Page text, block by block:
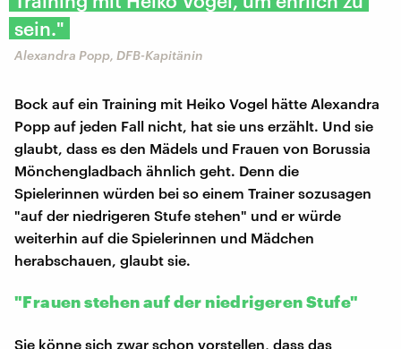
sein."
Alexandra Popp, DFB-Kapitänin
Bock auf ein Training mit Heiko Vogel hätte Alexandra
Popp auf jeden Fall nicht, hat sie uns erzählt. Und sie
glaubt, dass es den Mädels und Frauen von Borussia
Mönchengladbach ähnlich geht. Denn die
Spielerinnen würden bei so einem Trainer sozusagen
"auf der niedrigeren Stufe stehen" und er würde
weiterhin auf die Spielerinnen und Mädchen
herabschauen, glaubt sie.
"Frauen stehen auf der niedrigeren Stufe"
Sie könne sich zwar schon vorstellen, dass das